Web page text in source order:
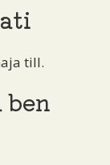
till.